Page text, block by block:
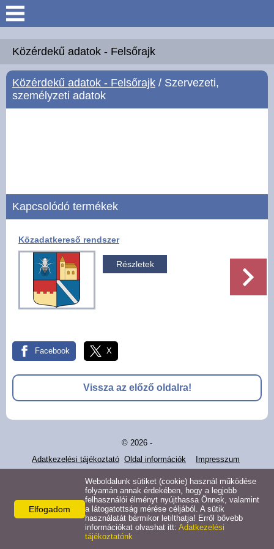
Keresés
Köszöntő
Hírek
Közérdekű adatok -
Galéria
Pályázatok
Alsórajk
EFOP-1.5.2-16-2017-00008
Közérdekű adatok - Felsőrajk
Közérdekű adatok - Felsőrajk / Szervezeti,
személyzeti adatok
Kapcsolódó termékek
Közadatkereső rendszer
Részletek
Facebook X
Vissza az előző oldalra!
© 2026 -
Adatkezelési tájékoztató Oldal információk Impresszum
Elfogadom
Weboldalunk sütiket (cookie) használ működése
folyamán annak érdekében, hogy a legjobb
felhasználói élményt nyújthassa Önnek, valamint
a látogatottság mérése céljából. A sütik
használatát bármikor letilthatja! Erről bővebb
információkat olvashat itt: Adatkezelési
tájékoztatónk